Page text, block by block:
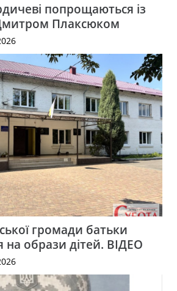
попрощаються із
Плаксюком
громади батьки
образи дітей. ВІДЕО